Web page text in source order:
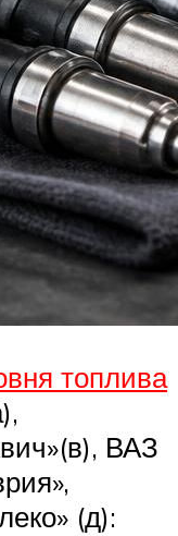
топлива
ВАЗ
(д):